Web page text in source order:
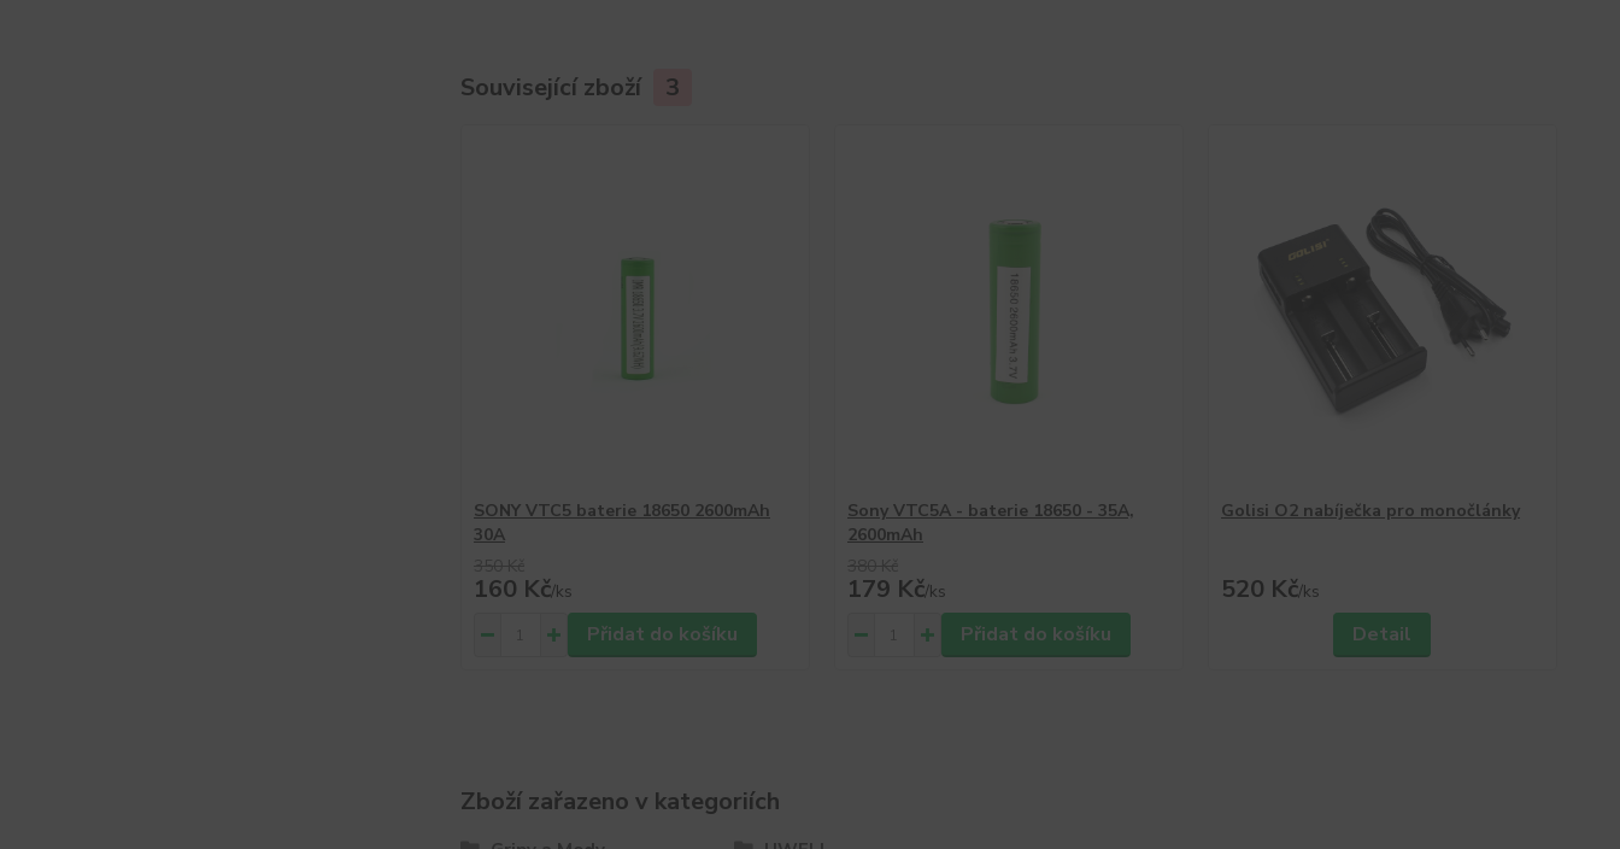
Související zboží 3
SONY VTC5 baterie 18650 2600mAh
30A
160 Kč/ks
Přidat do košíku
Sony VTC5A - baterie 18650 - 35A,
2600mAh
179 Kč/ks
Přidat do košíku
Golisi O2 nabíječka pro monočlánky
520 Kč/ks
Detail
Zboží zařazeno v kategoriích